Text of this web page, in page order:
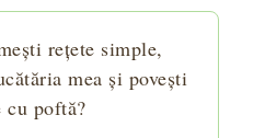
rețete simple,
mea și povești
cu poftă?